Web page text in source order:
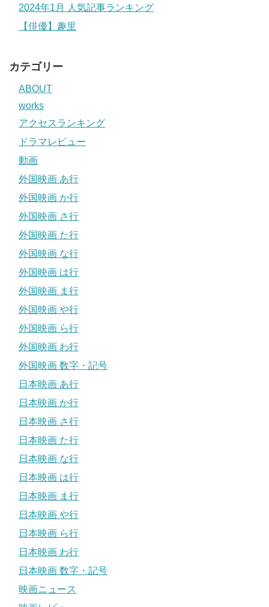
2024年1月 人気記事ランキング
【俳優】趣里
カテゴリー
ABOUT
works
アクセスランキング
ドラマレビュー
動画
外国映画 あ行
外国映画 か行
外国映画 さ行
外国映画 た行
外国映画 な行
外国映画 は行
外国映画 ま行
外国映画 や行
外国映画 ら行
外国映画 わ行
外国映画 数字・記号
日本映画 あ行
日本映画 か行
日本映画 さ行
日本映画 た行
日本映画 な行
日本映画 は行
日本映画 ま行
日本映画 や行
日本映画 ら行
日本映画 わ行
日本映画 数字・記号
映画ニュース